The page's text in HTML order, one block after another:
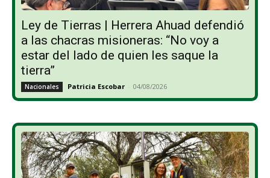
Ley de Tierras | Herrera Ahuad defendió
a las chacras misioneras: “No voy a
estar del lado de quien les saque la
tierra”
Nacionales Patricia Escobar - 04/08/2026